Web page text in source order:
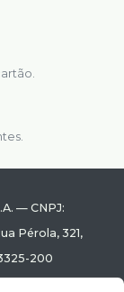
— CNPJ:
Pérola, 321,
200